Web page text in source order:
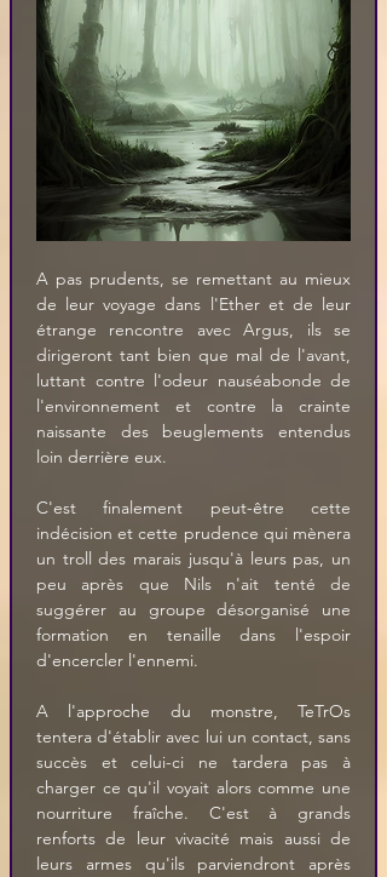
A pas prudents, se remettant au mieux
de leur voyage dans l'Ether et de leur
étrange rencontre avec Argus, ils se
dirigeront tant bien que mal de l'avant,
luttant contre l'odeur nauséabonde de
l'environnement et contre la crainte
naissante des beuglements entendus
loin derrière eux.
C'est finalement peut-être cette
indécision et cette prudence qui mènera
un troll des marais jusqu'à leurs pas, un
peu après que Nils n'ait tenté de
suggérer au groupe désorganisé une
formation en tenaille dans l'espoir
d'encercler l'ennemi.
A l'approche du monstre, TeTrOs
tentera d'établir avec lui un contact, sans
succès et celui-ci ne tardera pas à
charger ce qu'il voyait alors comme une
nourriture fraîche. C'est à grands
renforts de leur vivacité mais aussi de
leurs armes qu'ils parviendront après